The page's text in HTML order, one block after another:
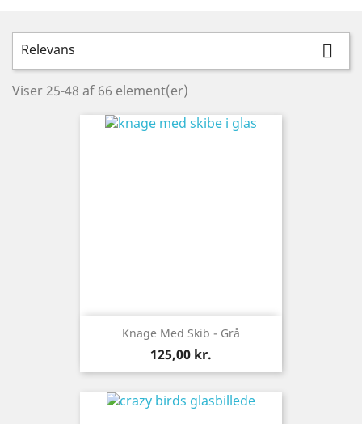
Relevans 
Viser 25-48 af 66 element(er)
Knage Med Skib - Grå
Pris
125,00 kr.